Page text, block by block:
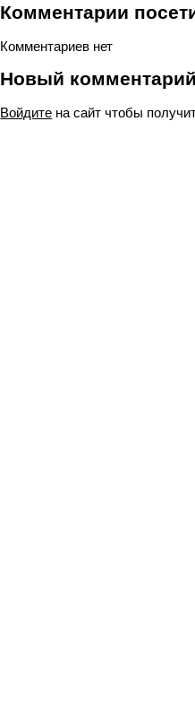
Комментарии
Комментариев нет
Новый
Войдите на сайт чтобы